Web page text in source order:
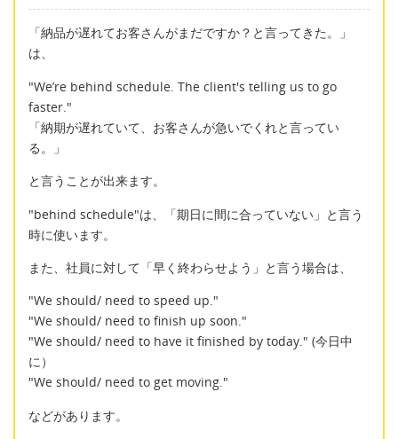
「納品が遅れてお客さんがまだですか？と言ってきた。」
は、
"We’re behind schedule. The client's telling us to go
faster."
「納期が遅れていて、お客さんが急いでくれと言ってい
る。」
と言うことが出来ます。
"behind schedule"は、「期日に間に合っていない」と言う
時に使います。
また、社員に対して「早く終わらせよう」と言う場合は、
"We should/ need to speed up."
"We should/ need to finish up soon."
"We should/ need to have it finished by today." (今日中
に）
"We should/ need to get moving."
などがあります。